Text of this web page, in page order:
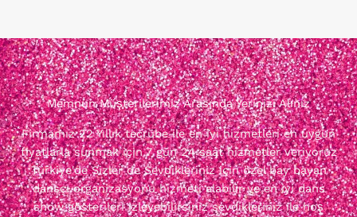
Memnun Müşterilerimiz Arasında Yerinizi Alınız
Firmamız 22 Yıllık tecrübe ile en iyi hizmetleri en uygun
fiyatlarla sunmak için 7 gün 24 saat hizmetler veriyoruz
Türkiye'de Sizler de Sevdikleriniz için özel bay bayan
dansçı organizasyonu hizmeti alabilir ve en iyi dans
show gösterileri izleyebilirsiniz sevdikleriniz ile hoş